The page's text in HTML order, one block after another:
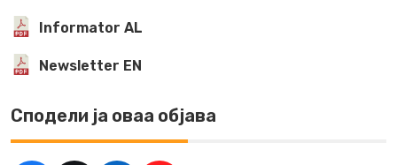
Informator AL
Newsletter EN
Сподели ја оваа објава